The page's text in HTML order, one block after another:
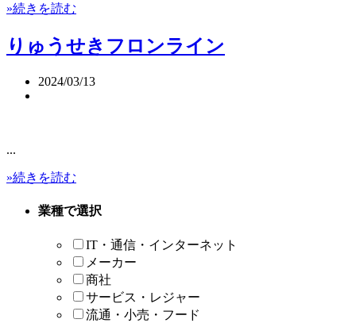
»続きを読む
りゅうせきフロンライン
2024/03/13
...
»続きを読む
業種で選択
IT・通信・インターネット
メーカー
商社
サービス・レジャー
流通・小売・フード